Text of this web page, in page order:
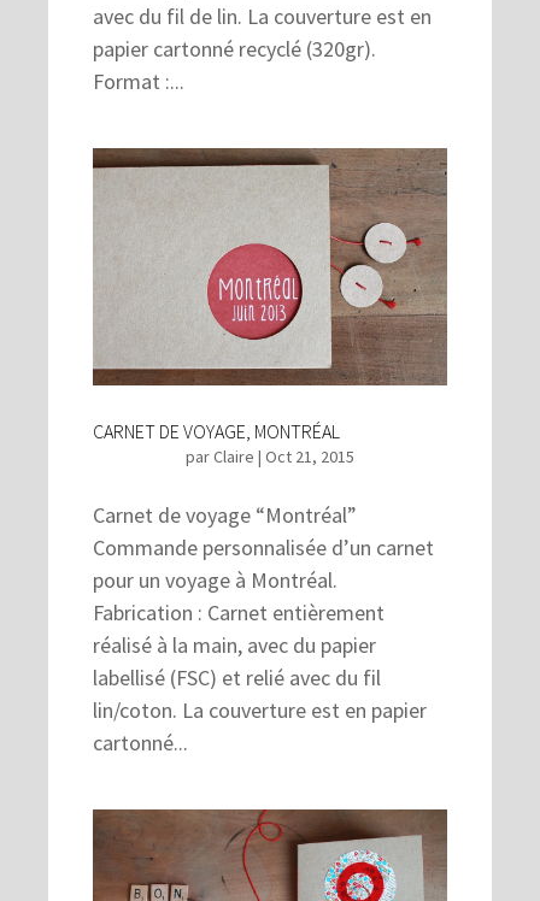
avec du fil de lin. La couverture est en
papier cartonné recyclé (320gr).
Format :...
CARNET DE VOYAGE, MONTRÉAL
parClaire | Oct 21, 2015
Carnet de voyage “Montréal”
Commande personnalisée d’un carnet
pour un voyage à Montréal.
Fabrication : Carnet entièrement
réalisé à la main, avec du papier
labellisé (FSC) et relié avec du fil
lin/coton. La couverture est en papier
cartonné...